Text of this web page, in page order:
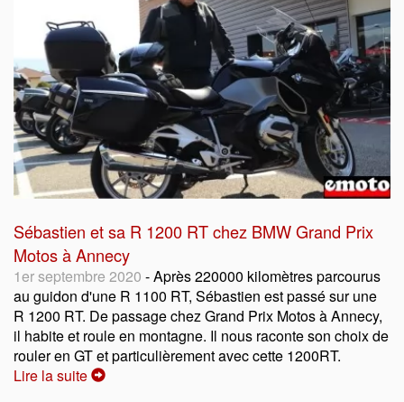
Sébastien et sa R 1200 RT chez BMW Grand Prix
Motos à Annecy
1er septembre 2020 - Après 220000 kilomètres parcourus
au guidon d'une R 1100 RT, Sébastien est passé sur une
R 1200 RT. De passage chez Grand Prix Motos à Annecy,
il habite et roule en montagne. Il nous raconte son choix de
rouler en GT et particulièrement avec cette 1200RT.
Lire la suite